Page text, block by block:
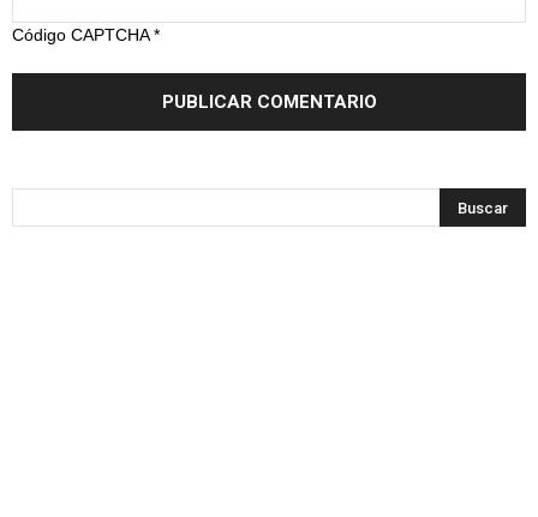
Código CAPTCHA*